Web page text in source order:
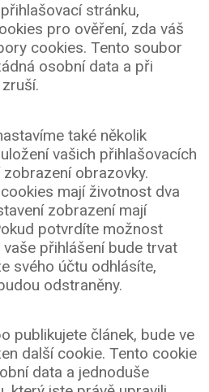
stránku,
pro ověření, zda váš
cookies. Tento soubor
osobní data a při
také několik
vašich přihlašovacích
obrazovky.
mají životnost dva
zobrazení mají
potvrdíte možnost
vaše přihlášení bude trvat
svého účtu odhlásíte,
odstraněny.
publikujete článek, bude ve
další cookie. Tento cookie
data a jednoduše